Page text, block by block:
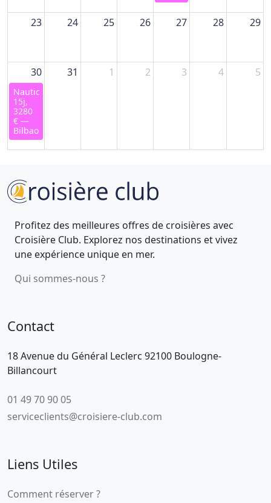
23 24 25 26 27 28 29
30
Nautica,
15j,
3280
€ —
Bilbao
31 1 2 3 4 5
Profitez des meilleures offres de croisières avec
Croisière Club. Explorez nos destinations et vivez
une expérience unique en mer.
Qui sommes-nous ?
Contact
18 Avenue du Général Leclerc 92100 Boulogne-
Billancourt
01 49 70 90 05
serviceclients@croisiere-club.com
Liens Utiles
Comment réserver ?